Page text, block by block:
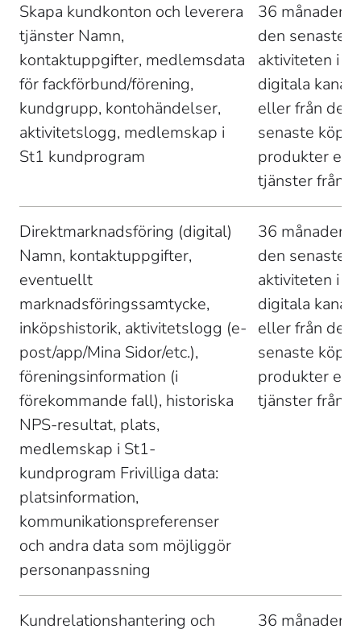
Skapa kundkonton och leverera
tjänster Namn,
kontaktuppgifter, medlemsdata
för fackförbund/förening,
kundgrupp, kontohändelser,
aktivitetslogg, medlemskap i
St1 kundprogram
36 månader
den senaste
aktiviteten i
digitala
eller från det
senaste
produkter
tjänster från
Direktmarknadsföring (digital)
Namn, kontaktuppgifter,
eventuellt
marknadsföringssamtycke,
inköpshistorik, aktivitetslogg (e-
post/app/Mina Sidor/etc.),
föreningsinformation (i
förekommande fall), historiska
NPS-resultat, plats,
medlemskap i St1-
kundprogram Frivilliga data:
platsinformation,
kommunikationspreferenser
och andra data som möjliggör
personanpassning
36 månader
den senaste
aktiviteten i
digitala
eller från det
senaste
produkter
tjänster från
Kundrelationshantering och
36 månader